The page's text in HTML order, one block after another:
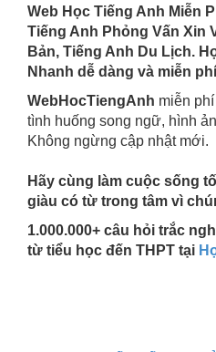
Web Học Tiếng Anh Miễn
Tiếng Anh Phỏng Vấn Xin
Bản, Tiếng Anh Du Lịch.
Nhanh dễ dàng và miễn
WebHocTiengAnh miễn
tình huống song ngữ, hình
Không ngừng cập nhật mới.
Hãy cùng làm cuộc sống
giàu có từ trong tâm vì
1.000.000+ câu hỏi trắc
từ tiểu học đến THPT tại